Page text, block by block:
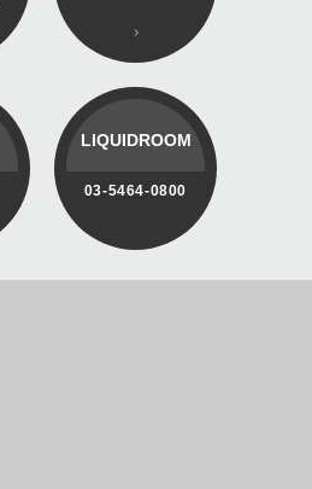
LIQUIDROOM
03-5464-0800